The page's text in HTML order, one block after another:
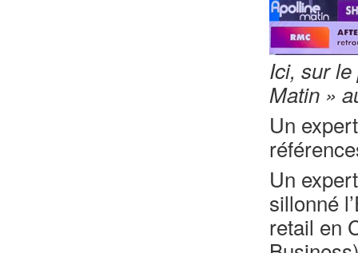
Ici, sur
Matin »
Un
Un
sillonné
retail en